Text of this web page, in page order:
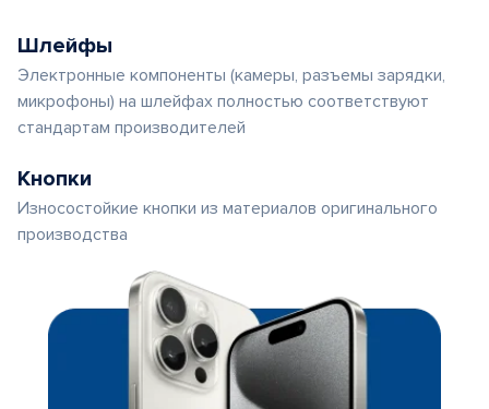
Шлейфы
Электронные компоненты (камеры, разъемы зарядки,
микрофоны) на шлейфах полностью соответствуют
стандартам производителей
Кнопки
Износостойкие кнопки из материалов оригинального
производства